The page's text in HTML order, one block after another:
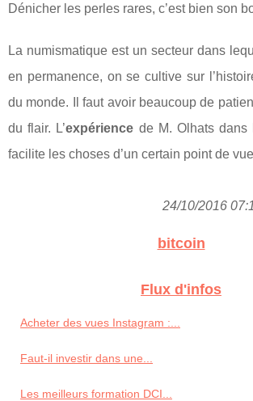
Dénicher les perles rares, c’est bien son
La numismatique est un secteur dans
en permanence, on se cultive sur
du monde. Il faut avoir beaucoup de
du flair. L’expérience de M. Olhats dans
facilite les choses d’un certain point de
24/10/2016
bitcoin
Flux d'infos
Acheter des vues Instagram :...
Faut-il investir dans une...
Les meilleurs formation DCI...